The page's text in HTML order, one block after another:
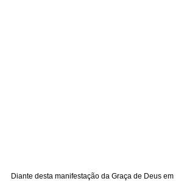
Diante desta manifestação da Graça de Deus em